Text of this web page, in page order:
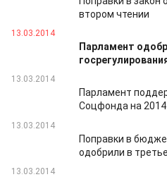
втором чтении
13.03.2014
Парламент
13.03.2014
Парламент
Соцфонда на 2014
13.03.2014
Поправки в
одобрили в
13.03.2014